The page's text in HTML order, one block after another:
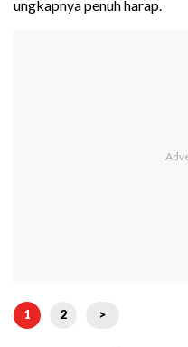
ungkapnya penuh harap.
1 2 >